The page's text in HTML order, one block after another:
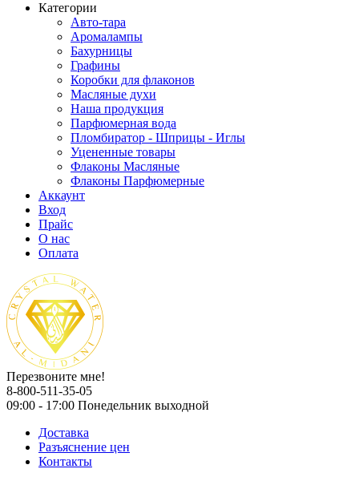
Категории
Авто-тара
Аромалампы
Бахурницы
Графины
Коробки для флаконов
Масляные духи
Наша продукция
Парфюмерная вода
Пломбиратор - Шприцы - Иглы
Уцененные товары
Флаконы Масляные
Флаконы Парфюмерные
Аккаунт
Вход
Прайс
О нас
Оплата
Перезвоните мне!
8-800-511-35-05
09:00 - 17:00 Понедельник выходной
Доставка
Разъяснение цен
Контакты